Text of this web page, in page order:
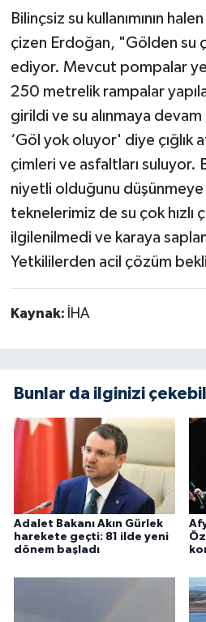
Bilinçsiz su kullanımının
çizen Erdoğan, "Gölden su
ediyor. Mevcut pompalar
250 metrelik rampalar
girildi ve su alınmaya
‘Göl yok oluyor' diye çığlık
çimleri ve asfaltları suluyor.
niyetli olduğunu düşünmeye
teknelerimiz de su çok hızlı
ilgilenilmedi ve karaya
Yetkililerden acil çözüm
Kaynak: İHA
Bunlar da ilginizi
Adalet Bakanı Akın Gürlek
harekete geçti: 81 ilde yeni
dönem başladı